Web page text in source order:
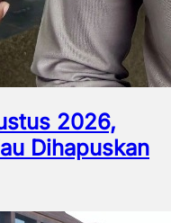
2026,
Dihapuskan